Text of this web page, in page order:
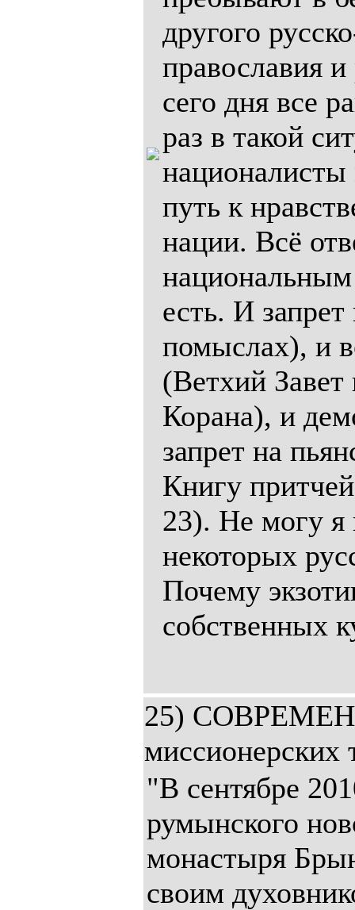
другого
православия и
сего дня все
раз в такой
путь к
нации. Всё
есть. И
помыслах), и
(Ветхий Завет
Корана), и
запрет на
Книгу
23). Не могу я
некоторых
Почему
собственных
25)
"В сентябре
румынского
монастыря
своим